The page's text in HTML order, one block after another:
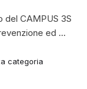
del CAMPUS 3S
ed …
categoria